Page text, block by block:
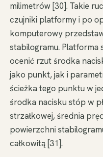
milimetrów [30]. Takie
czujniki platformy i po
komputerowy
stabilogramu.
ocenić rzut środka
jako punkt, jak i
ścieżka tego punktu w
środka nacisku stóp w
strzałkowej, średnia
powierzchni
całkowitą [31].